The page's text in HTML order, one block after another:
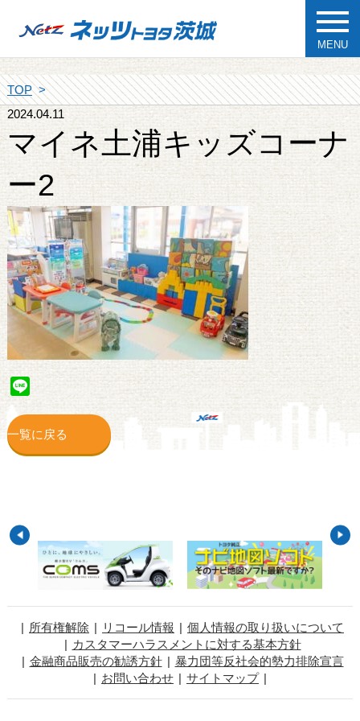
MENU
TOP
2024.04.11
マイネ土浦キッズコーナ
ー2
Line
一覧に戻る
所有権解除 リコール情報
個人情報の取り扱いについて
カスタマーハラスメントに対する基本方針
金融商品販売の勧誘方針
暴力団等反社会的勢力排除宣言
お問い合わせ
サイトマップ